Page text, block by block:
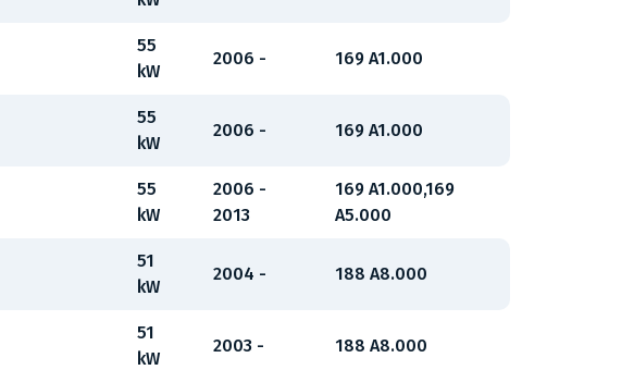
55
kW
2006 - 169 A1.000
55
kW
2006 - 169 A1.000
55
kW
2006 -
2013
169 A1.000,169
A5.000
51
kW
2004 - 188 A8.000
51
kW
2003 - 188 A8.000